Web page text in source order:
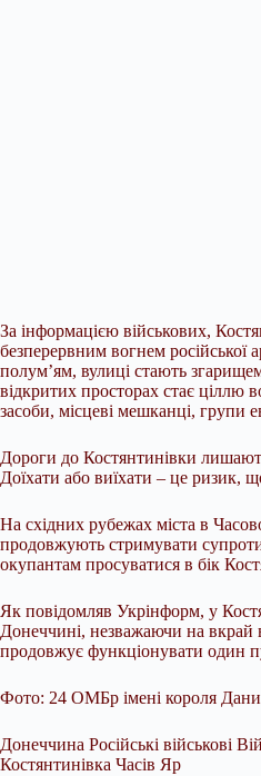
За інформацією військових,
безперервним вогнем російської
полум’ям, вулиці стають
відкритих просторах стає ціллю
засоби, місцеві мешканці, групи
Дороги до Костянтинівки
Доїхати або виїхати – це ризик,
На східних рубежах міста в
продовжують стримувати
окупантам просуватися в бік
Як повідомляв Укрінформ, у
Донеччині, незважаючи на вкрай
продовжує функціонувати один
Фото: 24 ОМБр імені короля
Донеччина Російські військові
Костянтинівка Часів Яр